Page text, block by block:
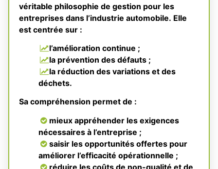
véritable philosophie de gestion pour les
entreprises dans l’industrie automobile. Elle
est centrée sur :
l’amélioration continue ;
la prévention des défauts ;
la réduction des variations et des
déchets.
Sa compréhension permet de :
mieux appréhender les exigences
nécessaires à l’entreprise ;
saisir les opportunités offertes pour
améliorer l’efficacité opérationnelle ;
réduire les coûts de non-qualité et de